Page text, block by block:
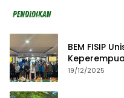
BEM FISIP
dan Budaya
19/12/2025